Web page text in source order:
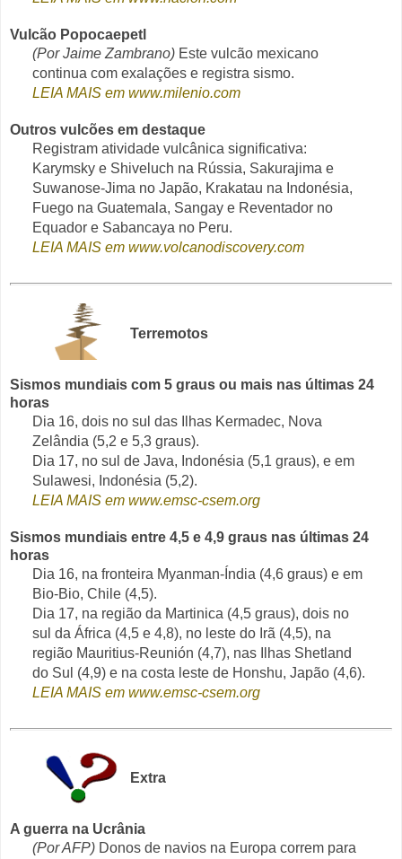
Vulcão Popocaepetl
(Por Jaime Zambrano)Este vulcão mexicano
continua com exalações e registra sismo.
LEIA MAIS em www.milenio.com
Outros vulcões em destaque
Registram atividade vulcânica significativa:
Karymsky e Shiveluch na Rússia, Sakurajima e
Suwanose-Jima no Japão, Krakatau na Indonésia,
Fuego na Guatemala, Sangay e Reventador no
Equador e Sabancaya no Peru.
LEIA MAIS em www.volcanodiscovery.com
Terremotos
Sismos mundiais com 5 graus ou mais nas últimas 24
horas
Dia 16, dois no sul das Ilhas Kermadec, Nova
Zelândia (5,2 e 5,3 graus).
Dia 17, no sul de Java, Indonésia (5,1 graus), e em
Sulawesi, Indonésia (5,2).
LEIA MAIS em www.emsc-csem.org
Sismos mundiais entre 4,5 e 4,9 graus nas últimas 24
horas
Dia 16, na fronteira Myanman-Índia (4,6 graus) e em
Bio-Bio, Chile (4,5).
Dia 17, na região da Martinica (4,5 graus), dois no
sul da África (4,5 e 4,8), no leste do Irã (4,5), na
região Mauritius-Reunión (4,7), nas Ilhas Shetland
do Sul (4,9) e na costa leste de Honshu, Japão (4,6).
LEIA MAIS em www.emsc-csem.org
Extra
A guerra na Ucrânia
(Por AFP)Donos de navios na Europa correm para